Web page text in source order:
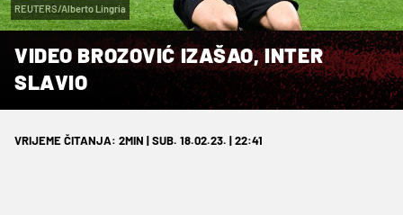
REUTERS/Alberto Lingria
VIDEO BROZOVIĆ IZAŠAO, INTER
SLAVIO
VRIJEME ČITANJA: 2MIN | SUB. 18.02.23. | 22:41